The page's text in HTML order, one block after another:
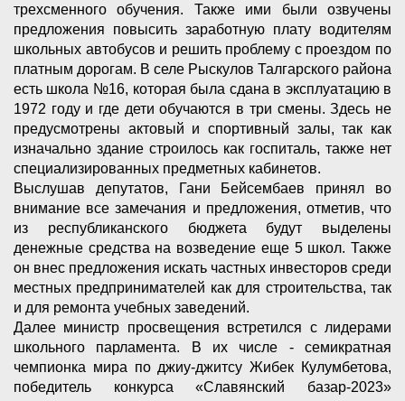
трехсменного обучения. Также ими были озвучены
предложения повысить заработную плату водителям
школьных автобусов и решить проблему с проездом по
платным дорогам. В селе Рыскулов Талгарского района
есть школа №16, которая была сдана в эксплуатацию в
1972 году и где дети обучаются в три смены. Здесь не
предусмотрены актовый и спортивный залы, так как
изначально здание строилось как госпиталь, также нет
специализированных предметных кабинетов.
Выслушав депутатов, Гани Бейсембаев принял во
внимание все замечания и предложения, отметив, что
из республиканского бюджета будут выделены
денежные средства на возведение еще 5 школ. Также
он внес предложения искать частных инвесторов среди
местных предпринимателей как для строительства, так
и для ремонта учебных заведений.
Далее министр просвещения встретился с лидерами
школьного парламента. В их числе - семикратная
чемпионка мира по джиу-джитсу Жибек Кулумбетова,
победитель конкурса «Славянский базар-2023»